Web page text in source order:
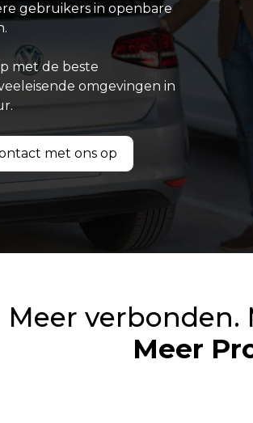
gebruikers in openbare
met de beste
omgevingen in
met ons op
Meer verbonden.
Meer